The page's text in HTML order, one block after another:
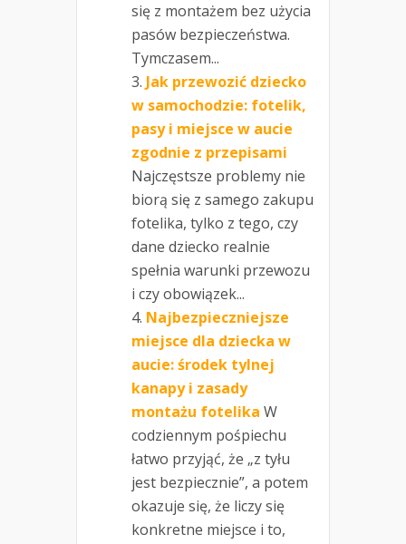
się z montażem bez użycia
pasów bezpieczeństwa.
Tymczasem...
Jak przewozić dziecko
w samochodzie: fotelik,
pasy i miejsce w aucie
zgodnie z przepisami
Najczęstsze problemy nie
biorą się z samego zakupu
fotelika, tylko z tego, czy
dane dziecko realnie
spełnia warunki przewozu
i czy obowiązek...
Najbezpieczniejsze
miejsce dla dziecka w
aucie: środek tylnej
kanapy i zasady
montażu fotelika W
codziennym pośpiechu
łatwo przyjąć, że „z tyłu
jest bezpiecznie”, a potem
okazuje się, że liczy się
konkretne miejsce i to,